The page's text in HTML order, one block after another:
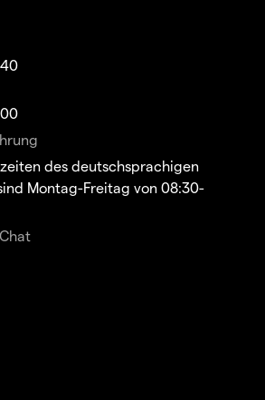
des deutschsprachigen
Montag-Freitag von 08:30-